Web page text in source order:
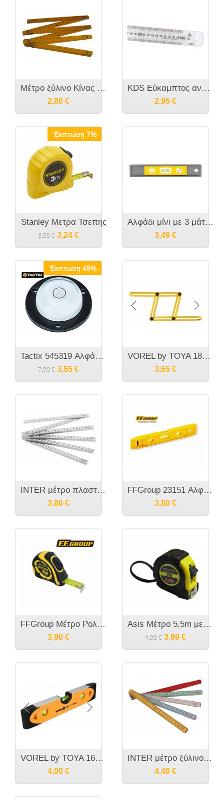
Μέτρο ξύλινο Κίνας 2 μέτρα
2,80 €
KDS Εύκαμπτος ανοξείδωτος χάρακας μίας όψης
2,95 €
Έκπτωση 7%
Stanley Μετρα Τσεπης
3,50 € 3,24 €
Αλφάδι μίνι με 3 μάτια Κίνας
3,49 €
Έκπτωση 49%
Tactix 545319 Αλφάδι Στρογγυλό Επιφάνειας με Σφαιρικό Νερό
7,00 € 3,55 €
VOREL by TOYA 18470 Χάρακας μεταφοράς σχήματος
3,65 €
INTER μέτρο πλαστικό 2 μέτρα 50700002
3,80 €
FFGroup 23151 Αλφάδι Torpedo Πλαστικό Μαγνητικό
3,80 €
FFGroup Μέτρο Ρολό με Λάστιχο Auto Lock
3,90 €
Asis Μέτρο 5,5m με μαγνητική άκρη
4,00 € 3,99 €
VOREL by TOYA 16301 Μαγνητικό αλφάδι 230 χιλ
4,00 €
INTER μέτρο ξύλινο πολύχρωμο 2 μέτρα
4,40 €